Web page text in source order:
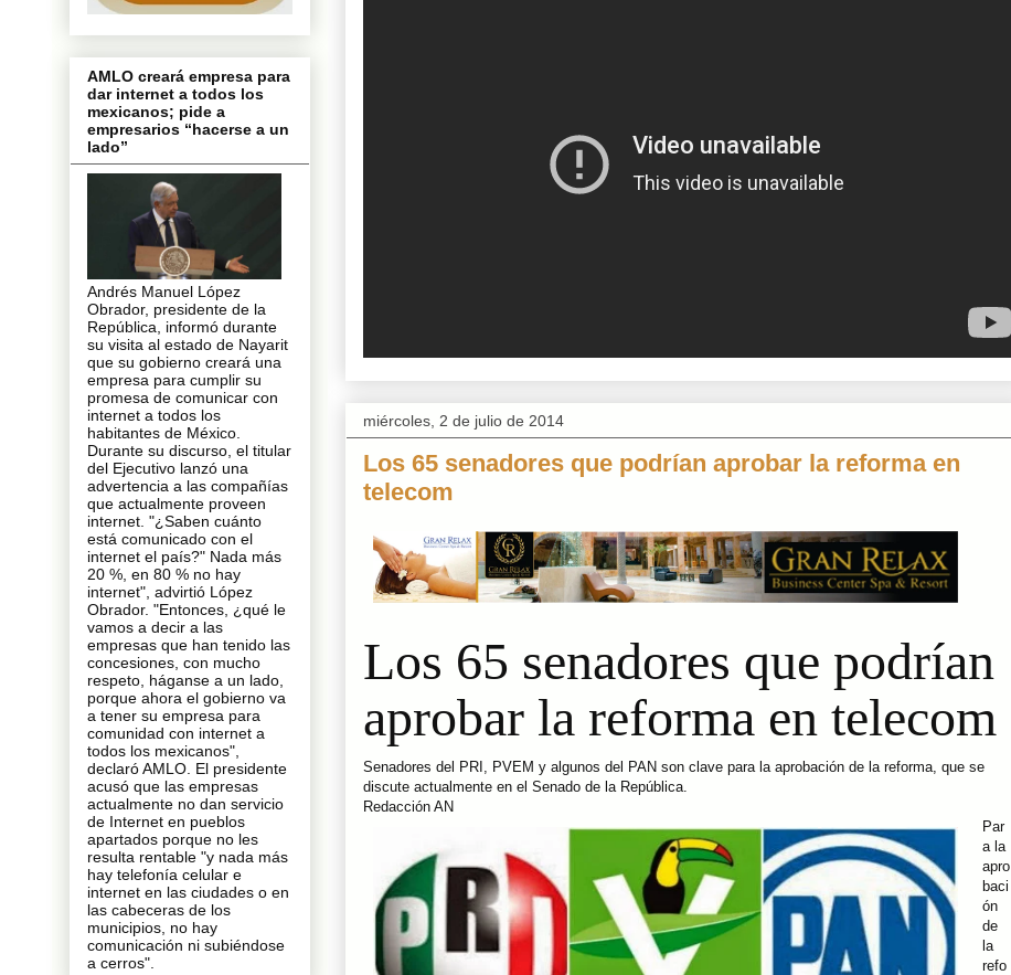
miércoles, 2 de julio de 2014
Los 65 senadores que podrían aprobar la reforma en
telecom
Los 65 senadores que podrían
aprobar la reforma en telecom
Senadores del PRI, PVEM y algunos del PAN son clave para la aprobación de la reforma, que se
discute actualmente en el Senado de la República.
Redacción AN
Par
a la
apro
baci
ón
de
la
refo
AMLO creará empresa para
dar internet a todos los
mexicanos; pide a
empresarios “hacerse a un
lado”
Andrés Manuel López
Obrador, presidente de la
República, informó durante
su visita al estado de Nayarit
que su gobierno creará una
empresa para cumplir su
promesa de comunicar con
internet a todos los
habitantes de México.
Durante su discurso, el titular
del Ejecutivo lanzó una
advertencia a las compañías
que actualmente proveen
internet. "¿Saben cuánto
está comunicado con el
internet el país?" Nada más
20 %, en 80 % no hay
internet", advirtió López
Obrador. "Entonces, ¿qué le
vamos a decir a las
empresas que han tenido las
concesiones, con mucho
respeto, háganse a un lado,
porque ahora el gobierno va
a tener su empresa para
comunidad con internet a
todos los mexicanos",
declaró AMLO. El presidente
acusó que las empresas
actualmente no dan servicio
de Internet en pueblos
apartados porque no les
resulta rentable "y nada más
hay telefonía celular e
internet en las ciudades o en
las cabeceras de los
municipios, no hay
comunicación ni subiéndose
a cerros".